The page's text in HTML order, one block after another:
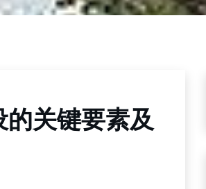
关键要素及